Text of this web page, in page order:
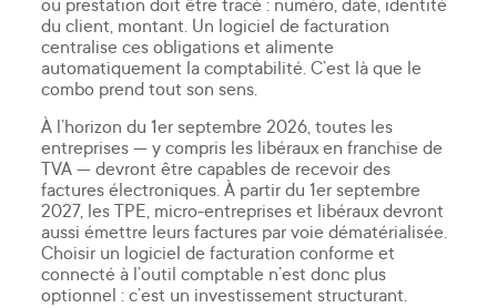
du client, montant. Un logiciel de facturation
centralise ces obligations et alimente
automatiquement la comptabilité. C’est là que le
combo prend tout son sens.
À l’horizon du 1er septembre 2026, toutes les
entreprises — y compris les libéraux en franchise de
TVA — devront être capables de recevoir des
factures électroniques. À partir du 1er septembre
2027, les TPE, micro-entreprises et libéraux devront
aussi émettre leurs factures par voie dématérialisée.
Choisir un logiciel de facturation conforme et
connecté à l’outil comptable n’est donc plus
optionnel : c’est un investissement structurant.